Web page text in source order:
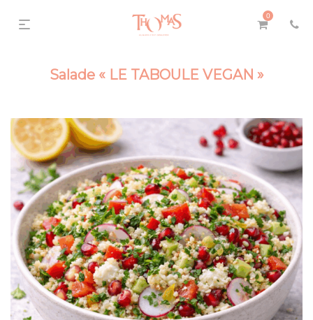
0
Salade « LE TABOULE VEGAN »